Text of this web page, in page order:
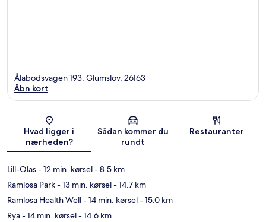
Kort
Ålabodsvägen 193, Glumslöv, 26163
Åbn kort
Hvad ligger i
nærheden?
Sådan kommer du
rundt
Restauranter
Lill-Olas- 12 min. kørsel- 8.5 km
Ramlösa Park- 13 min. kørsel- 14.7 km
Ramlosa Health Well- 14 min. kørsel- 15.0 km
Rya- 14 min. kørsel- 14.6 km